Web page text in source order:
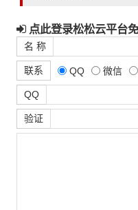
点此登录松松云平台
名 称
联系 QQ 微信
QQ
验证